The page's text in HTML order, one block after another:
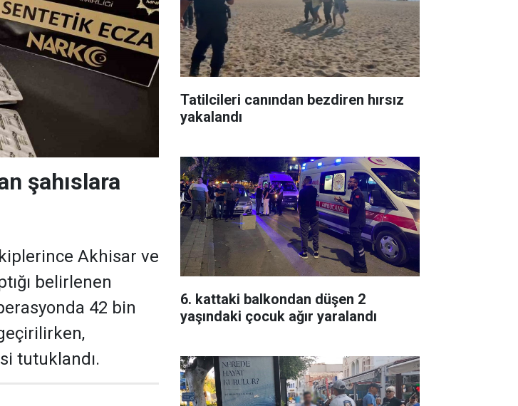
şahıslara
Akhisar ve
belirlenen
42 bin
tutuklandı.
Tatilcileri canından bezdiren hırsız
yakalandı
6. kattaki balkondan düşen 2
yaşındaki çocuk ağır yaralandı